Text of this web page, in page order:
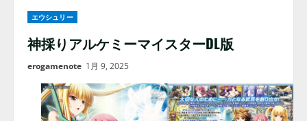
エウシュリー
神採りアルケミーマイスターDL版
erogamenote 1月 9, 2025